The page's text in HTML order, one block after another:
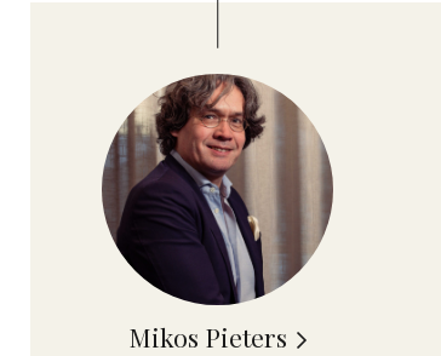
Mikos Pieters